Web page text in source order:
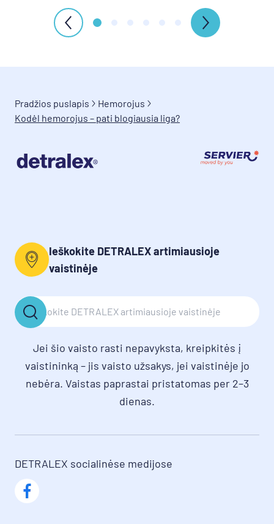
Pradžios puslapis
Hemorojus
Kodėl hemorojus – pati blogiausia liga?
Ieškokite DETRALEX artimiausioje
vaistinėje
Jei šio vaisto rasti nepavyksta, kreipkitės į
vaistininką – jis vaisto užsakys, jei vaistinėje jo
nebėra. Vaistas paprastai pristatomas per 2–3
dienas.
DETRALEX socialinėse medijose